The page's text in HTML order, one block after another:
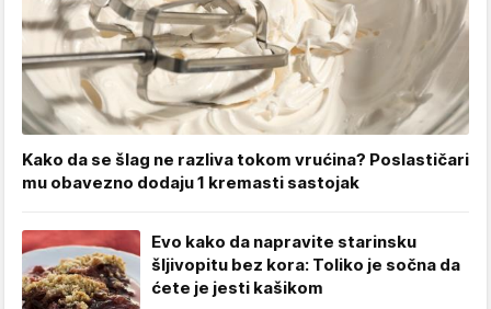
Kako da se šlag ne razliva tokom vrućina? Poslastičari
mu obavezno dodaju 1 kremasti sastojak
Evo kako da napravite starinsku
šljivopitu bez kora: Toliko je sočna da
ćete je jesti kašikom